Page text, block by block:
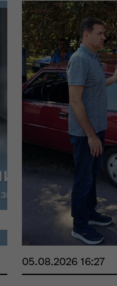
05.08.2026 16:27